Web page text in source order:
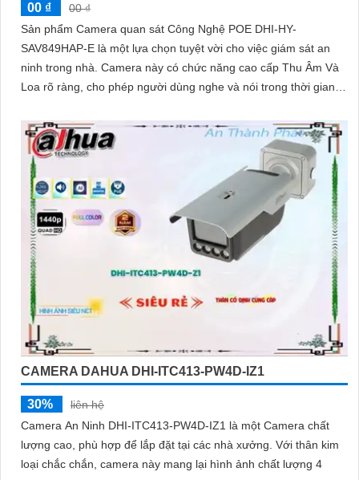
00 ₫
00 ₫
Sản phẩm Camera quan sát Công Nghệ POE DHI-HY-
SAV849HAP-E là một lựa chọn tuyệt vời cho việc giám sát an
ninh trong nhà. Camera này có chức năng cao cấp Thu Âm Và
Loa rõ ràng, cho phép người dùng nghe và nói trong thời gian
CAMERA DAHUA DHI-ITC413-PW4D-IZ1
30%
liên hệ
Camera An Ninh DHI-ITC413-PW4D-IZ1 là một Camera chất
lượng cao, phù hợp để lắp đặt tại các nhà xưởng. Với thân kim
loại chắc chắn, camera này mang lại hình ảnh chất lượng 4